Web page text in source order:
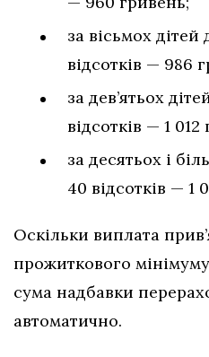
за вісьмох
відсотків — 986
за дев’ятьох
відсотків — 1 012
за десятьох і
40 відсотків — 1
Оскільки виплата
прожиткового
сума надбавки
автоматично.